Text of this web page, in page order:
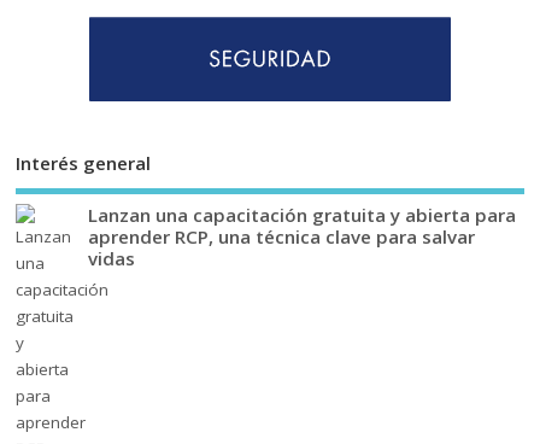
Interés general
Lanzan una capacitación gratuita y abierta para
aprender RCP, una técnica clave para salvar
vidas